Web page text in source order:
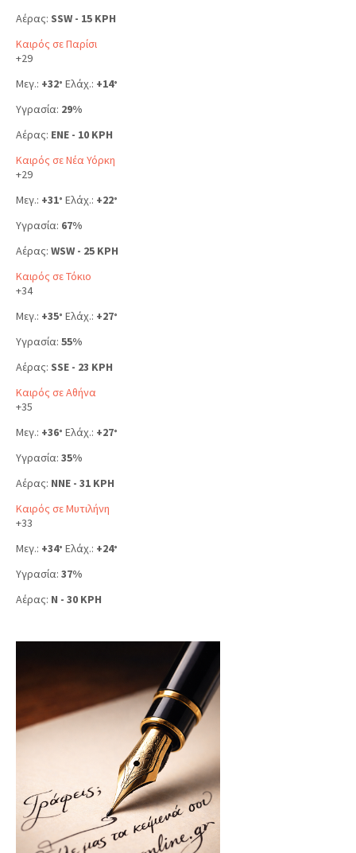
Αέρας: SSW - 15 KPH
Καιρός σε Παρίσι
+29
Μεγ.: +32° Ελάχ.: +14°
Υγρασία: 29%
Αέρας: ENE - 10 KPH
Καιρός σε Νέα Υόρκη
+29
Μεγ.: +31° Ελάχ.: +22°
Υγρασία: 67%
Αέρας: WSW - 25 KPH
Καιρός σε Τόκιο
+34
Μεγ.: +35° Ελάχ.: +27°
Υγρασία: 55%
Αέρας: SSE - 23 KPH
Καιρός σε Αθήνα
+35
Μεγ.: +36° Ελάχ.: +27°
Υγρασία: 35%
Αέρας: NNE - 31 KPH
Καιρός σε Μυτιλήνη
+33
Μεγ.: +34° Ελάχ.: +24°
Υγρασία: 37%
Αέρας: N - 30 KPH